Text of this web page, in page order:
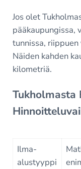
Jos olet
pääkaupungissa,
tunnissa,
Näiden kahden
kilometriä.
Tukholmasta
Ilma-
alustyyppi